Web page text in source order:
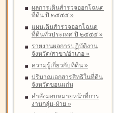
ผลการเดินสำรวจออกโฉนด
ที่ดิน ปี ๒๕๕๕ »
แผนเดินสำรวจออกโฉนด
ที่ดินทั่วประเทศ ปี ๒๕๕๕ »
รายงานผลการปฏิบัติงาน
จังหวัด/สาขา/อำเภอ »
ความรู้เกี่ยวกับที่ดิน »
ปริมาณเอกสารสิทธิในที่ดิน
จังหวัดขอนแก่น
คำสั่งมอบหมายหน้าที่การ
งานกลุ่ม-ฝ่าย »